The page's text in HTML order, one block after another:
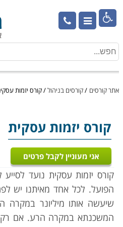

אתר קורסים /קורסים בניהול/קורס יזמות
קורס יזמות עסקית
אני מעוניין לקבל פרטים
קורס יזמות עסקית נועד
הפועל. לכל אחד מאיתנו יש
שיעשה אותו מיליונר במקרה
המשכנתא במקרה הרע. אם רק